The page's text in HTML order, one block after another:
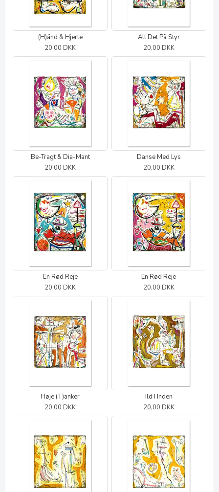
(H)ånd & Hjerte
20,00 DKK
Alt Det På Styr
20,00 DKK
Be-Tragt & Dia-Mant
20,00 DKK
Danse Med Lys
20,00 DKK
En Rød Reje
20,00 DKK
En Rød Reje
20,00 DKK
Høje (T)anker
20,00 DKK
Ild I Inden
20,00 DKK